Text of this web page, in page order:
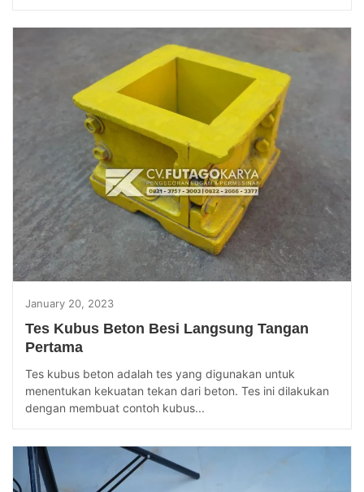
January 20, 2023
Tes Kubus Beton Besi Langsung Tangan
Pertama
Tes kubus beton adalah tes yang digunakan untuk
menentukan kekuatan tekan dari beton. Tes ini dilakukan
dengan membuat contoh kubus...